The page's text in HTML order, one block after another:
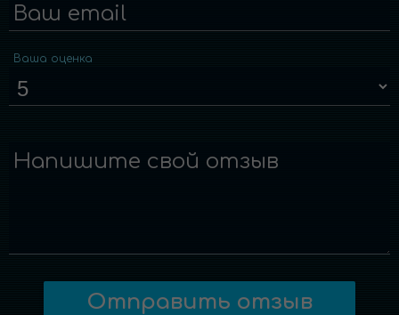
Ваш email
Ваша оценка
Напишите свой отзыв
Отправить отзыв